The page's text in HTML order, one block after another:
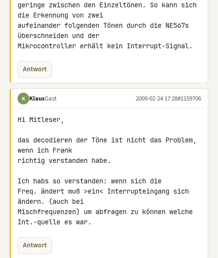
geringe zwischen den Einzeltönen. So kann sich
die Erkennung von zwei
aufeinander folgenden Tönen durch die NE567s
überschneiden und der
Mikrocontroller erhält kein Interrupt-Signal.
Antwort
K KlausGast 2009-02-24 17:28#1159706
Hi Mitleser,
das decodieren der Töne ist nicht das Problem,
wenn ich Frank
richtig verstanden habe.
Ich habs so verstanden: wenn sich die
Freq. ändert muß >ein< Interrupteingang sich
ändern. (auch bei
Mischfrequenzen) um abfragen zu können welche
Int.-quelle es war.
Antwort